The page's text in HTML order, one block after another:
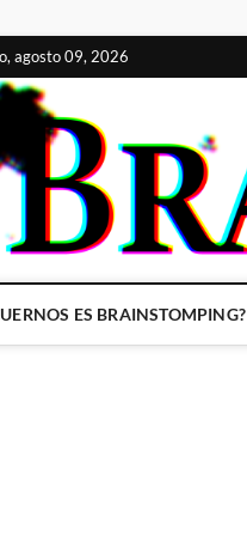
agosto 09, 2026
ES BRAINSTOMPING?